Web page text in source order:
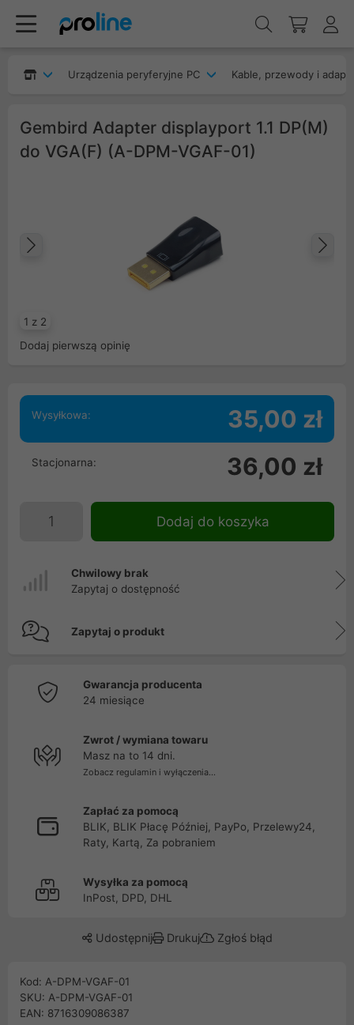
Urządzenia peryferyjne PC Kable, przewody i
Gembird Adapter displayport 1.1 DP(M)
do VGA(F) (A-DPM-VGAF-01)
1 z 2
Poprzedni
Dodaj pierwszą opinię
Wysyłkowa: 35,00 zł
Stacjonarna: 36,00 zł
Dodaj do koszyka
Chwilowy brak
Zapytaj o dostępność
Zapytaj o produkt
Gwarancja producenta
24 miesiące
Zwrot / wymiana towaru
Masz na to 14 dni.
Zobacz regulamin i wyłączenia...
Zapłać za pomocą
BLIK, BLIK Płacę Później, PayPo, Przelewy24,
Raty, Kartą, Za pobraniem
Wysyłka za pomocą
InPost, DPD, DHL
Udostępnij Drukuj Zgłoś błąd
Kod: A-DPM-VGAF-01
SKU: A-DPM-VGAF-01
EAN: 8716309086387